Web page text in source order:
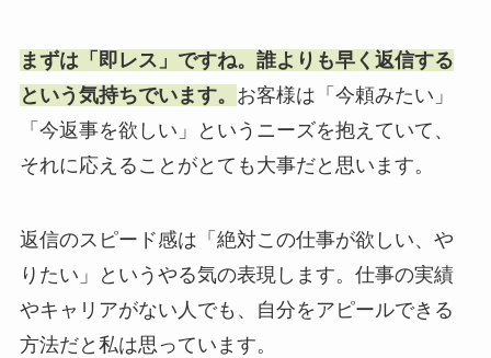
まずは「即レス」ですね。誰よりも早く返信する
という気持ちでいます。 お客様は「今頼みたい」
「今返事を欲しい」というニーズを抱えていて、
それに応えることがとても大事だと思います。
返信のスピード感は「絶対この仕事が欲しい、や
りたい」というやる気の表現します。仕事の実績
やキャリアがない人でも、自分をアピールできる
方法だと私は思っています。